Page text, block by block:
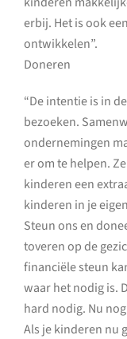
erbij. Het is ook
ontwikkelen”.
Doneren
“De intentie is in
bezoeken.
ondernemingen
er om te helpen.
kinderen een
kinderen in je
Steun ons en
toveren op de
financiële steun
waar het nodig is.
hard nodig. Nu
Als je kinderen nu